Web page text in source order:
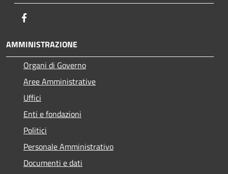
AMMINISTRAZIONE
Organi di Governo
Aree Amministrative
Uffici
Enti e fondazioni
Politici
Personale Amministrativo
Documenti e dati